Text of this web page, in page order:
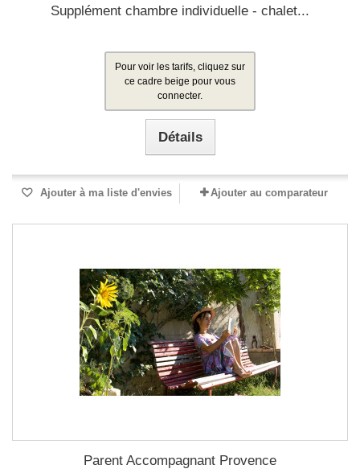
Supplément chambre individuelle - chalet...
Pour voir les tarifs, cliquez sur
ce cadre beige pour vous
connecter.
Détails
Ajouter à ma liste d'envies Ajouter au comparateur
Parent Accompagnant Provence